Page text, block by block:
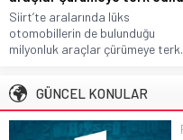
Siirt’te aralarında lüks
otomobillerin de bulunduğu
milyonluk araçlar çürümeye
GÜNCEL KONULAR